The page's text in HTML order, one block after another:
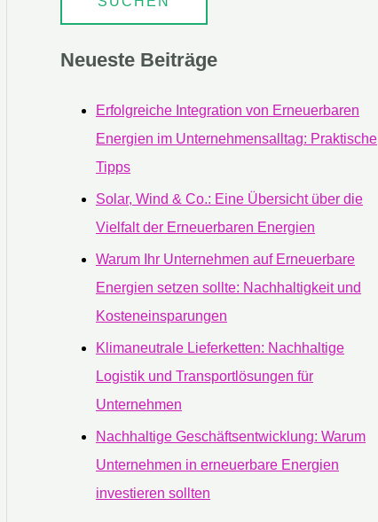
Neueste Beiträge
Erfolgreiche Integration von Erneuerbaren
Energien im Unternehmensalltag: Praktische
Tipps
Solar, Wind & Co.: Eine Übersicht über die
Vielfalt der Erneuerbaren Energien
Warum Ihr Unternehmen auf Erneuerbare
Energien setzen sollte: Nachhaltigkeit und
Kosteneinsparungen
Klimaneutrale Lieferketten: Nachhaltige
Logistik und Transportlösungen für
Unternehmen
Nachhaltige Geschäftsentwicklung: Warum
Unternehmen in erneuerbare Energien
investieren sollten